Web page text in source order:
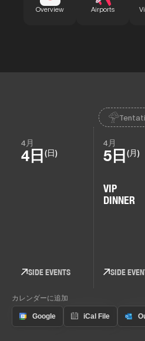
Overview Airports
4月
4日 (日)
SIDE EVENTS
4月
5日 (月)
VIP
DINNER
SIDE
カレンダーに追加